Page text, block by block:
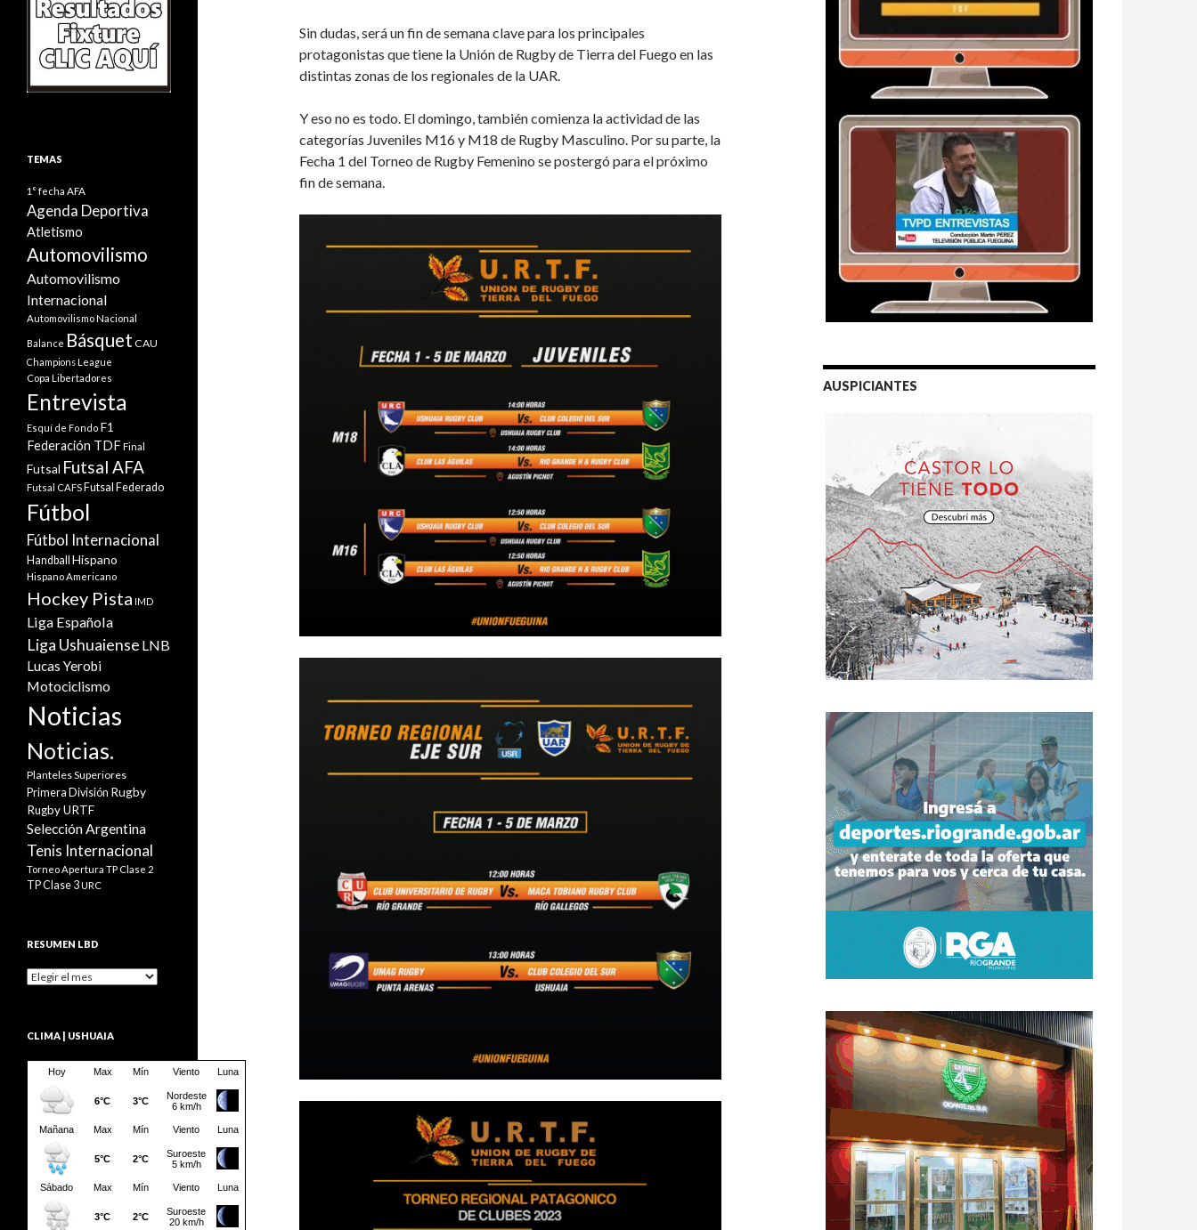
Sin dudas, será un fin de semana clave para los principales
protagonistas que tiene la Unión de Rugby de Tierra del Fuego en las
distintas zonas de los regionales de la UAR.
Y eso no es todo. El domingo, también comienza la actividad de las
categorías Juveniles M16 y M18 de Rugby Masculino. Por su parte, la
Fecha 1 del Torneo de Rugby Femenino se postergó para el próximo
fin de semana.
AUSPICIANTES
TEMAS
1° fecha AFA
Agenda Deportiva
Atletismo
Automovilismo
Automovilismo
Internacional
Automovilismo Nacional
Balance Básquet CAU
Champions League
Copa Libertadores
Entrevista
Esquí de Fondo F1
Federación TDF Final
Futsal Futsal AFA
Futsal CAFS Futsal Federado
Fútbol
Fútbol Internacional
Handball Hispano
Hispano Americano
Hockey Pista IMD
Liga Española
Liga Ushuaiense LNB
Lucas Yerobi
Motociclismo
Noticias
Noticias.
Planteles Superiores
Primera División Rugby
Rugby URTF
Selección Argentina
Tenis Internacional
Torneo Apertura TP Clase 2
TP Clase 3URC
RESUMEN LBD
Resumen
CLIMA | USHUAIA